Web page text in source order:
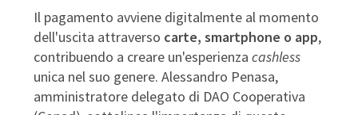
Il pagamento avviene digitalmente al momento
dell'uscita attraverso carte, smartphone o app,
contribuendo a creare un'esperienza cashless
unica nel suo genere. Alessandro Penasa,
amministratore delegato di DAO Cooperativa